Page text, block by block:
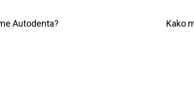
Autodenta?
Kako